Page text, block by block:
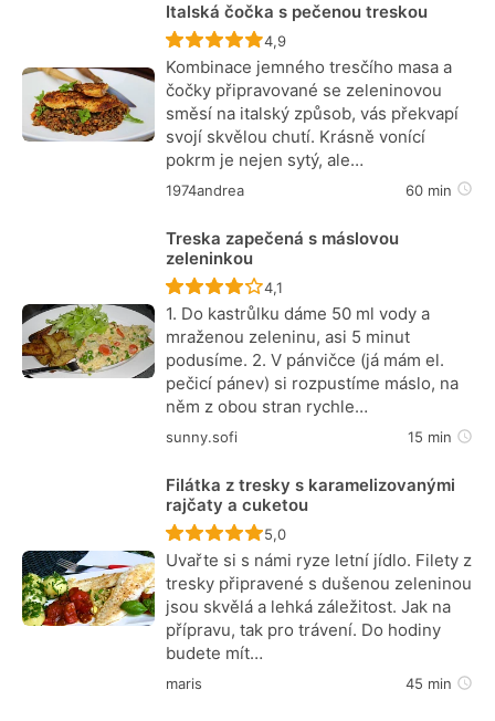
Italská čočka s pečenou treskou
Recept ještě nebyl hodnocen
4,9
Kombinace jemného tresčího masa a
čočky připravované se zeleninovou
směsí na italský způsob, vás překvapí
svojí skvělou chutí. Krásně vonící
pokrm je nejen sytý, ale…
1974andrea 60 min
Treska zapečená s máslovou
zeleninkou
Recept ještě nebyl hodnocen
4,1
1. Do kastrůlku dáme 50 ml vody a
mraženou zeleninu, asi 5 minut
podusíme. 2. V pánvičce (já mám el.
pečicí pánev) si rozpustíme máslo, na
něm z obou stran rychle…
sunny.sofi 15 min
Filátka z tresky s karamelizovanými
rajčaty a cuketou
Recept ještě nebyl hodnocen
5,0
Uvařte si s námi ryze letní jídlo. Filety z
tresky připravené s dušenou zeleninou
jsou skvělá a lehká záležitost. Jak na
přípravu, tak pro trávení. Do hodiny
budete mít…
maris 45 min